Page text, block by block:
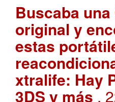
Buscaba
original y
estas
xtralife: Hay
3DS y más.